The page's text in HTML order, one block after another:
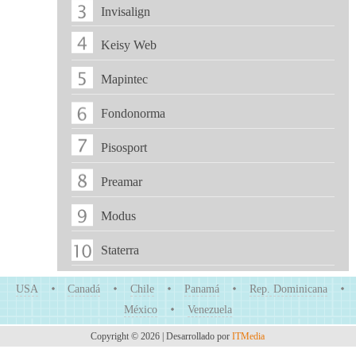
Invisalign
Keisy Web
Mapintec
Fondonorma
Pisosport
Preamar
Modus
Staterra
USA Canadá Chile Panamá
Rep. Dominicana
México
Venezuela
Copyright © 2026 | Desarrollado porITMedia